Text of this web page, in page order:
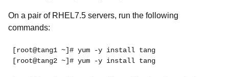
On a pair of RHEL7.5 servers, run the following
commands:
[root@tang1 ~]# yum -y install tang
[root@tang2 ~]# yum -y install tang